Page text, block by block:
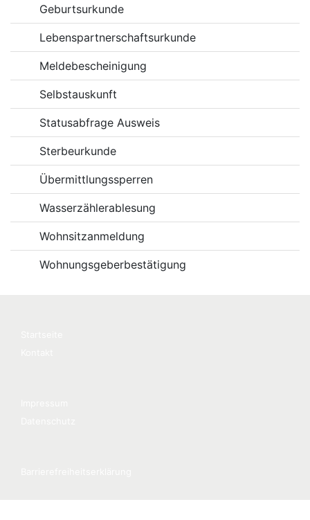
Geburtsurkunde
Lebenspartnerschaftsurkunde
Meldebescheinigung
Selbstauskunft
Statusabfrage Ausweis
Sterbeurkunde
Übermittlungssperren
Wasserzählerablesung
Wohnsitzanmeldung
Wohnungsgeberbestätigung